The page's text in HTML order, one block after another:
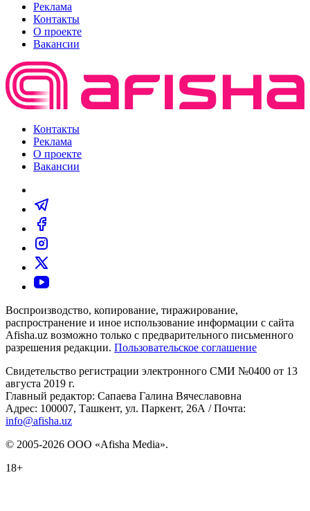
Реклама
Контакты
О проекте
Вакансии
Контакты
Реклама
О проекте
Вакансии
Воспроизводство, копирование, тиражирование,
распространение и иное использование информации с сайта
Afisha.uz возможно только с предварительного письменного
разрешения редакции. Пользовательское соглашение
Свидетельство регистрации электронного СМИ №0400 от 13
августа 2019 г.
Главный редактор: Сапаева Галина Вячеславовна
Адрес: 100007, Ташкент, ул. Паркент, 26А / Почта:
info@afisha.uz
© 2005-2026 ООО «Afisha Media».
18+